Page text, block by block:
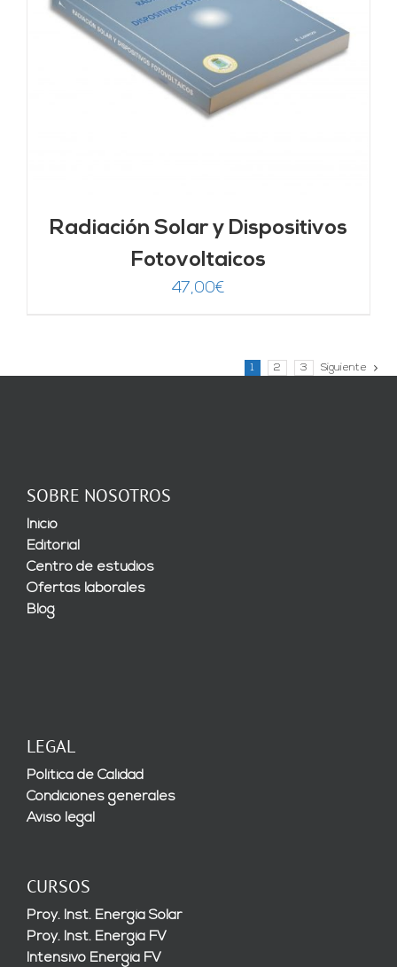
Radiación Solar y Dispositivos
Fotovoltaicos
47,00€
1 2 3 Siguiente
SOBRE NOSOTROS
Inicio
Editorial
Centro de estudios
Ofertas laborales
Blog
LEGAL
Política de Calidad
Condiciones generales
Aviso legal
CURSOS
Proy. Inst. Energía Solar
Proy. Inst. Energía FV
Intensivo Energía FV